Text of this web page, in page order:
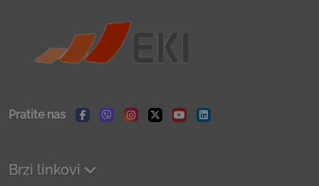
Pratite nas
Facebook
ViberInstagram
TwitterYoutubeLinkedin
Brzi linkovi